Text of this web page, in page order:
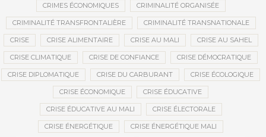
CRIMES ÉCONOMIQUES CRIMINALITÉ ORGANISÉE
CRIMINALITÉ TRANSFRONTALIÈRE CRIMINALITÉ TRANSNATIONALE
CRISE CRISE ALIMENTAIRE CRISE AU MALI CRISE AU SAHEL
CRISE CLIMATIQUE CRISE DE CONFIANCE CRISE DÉMOCRATIQUE
CRISE DIPLOMATIQUE CRISE DU CARBURANT CRISE ÉCOLOGIQUE
CRISE ÉCONOMIQUE CRISE ÉDUCATIVE
CRISE ÉDUCATIVE AU MALI CRISE ÉLECTORALE
CRISE ÉNERGÉTIQUE CRISE ÉNERGÉTIQUE MALI